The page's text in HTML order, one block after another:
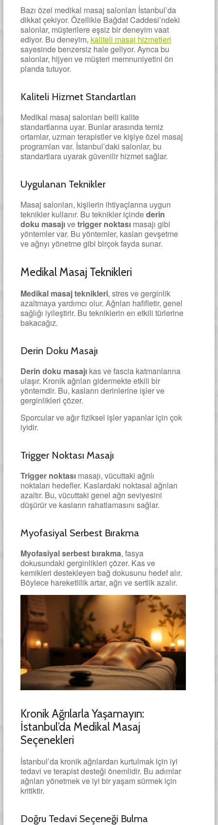
Bazı özel medikal masaj salonları İstanbul’da
dikkat çekiyor. Özellikle Bağdat Caddesi’ndeki
salonlar, müşterilere eşsiz bir deneyim vaat
ediyor. Bu deneyim, kaliteli masaj hizmetleri
sayesinde benzersiz hale geliyor. Ayrıca bu
salonlar, hijyen ve müşteri memnuniyetini ön
planda tutuyor.
Kaliteli Hizmet Standartları
Medikal masaj salonları belli kalite
standartlarına uyar. Bunlar arasında temiz
ortamlar, uzman terapistler ve kişiye özel masaj
programları var. İstanbul’daki salonlar, bu
standartlara uyarak güvenilir hizmet sağlar.
Uygulanan Teknikler
Masaj salonları, kişilerin ihtiyaçlarına uygun
teknikler kullanır. Bu teknikler içindederin
doku masajıvetrigger noktasımasajı gibi
yöntemler var. Bu yöntemler, kasları gevşetme
ve ağrıyı yönetme gibi birçok fayda sunar.
Medikal Masaj Teknikleri
Medikal masaj teknikleri, stres ve gerginlik
azaltmaya yardımcı olur. Ağrıları hafifletir, genel
sağlığı iyileştirir. Bu tekniklerin en etkili türlerine
bakacağız.
Derin Doku Masajı
Derin doku masajıkas ve fascia katmanlarına
ulaşır. Kronik ağrıları gidermekte etkili bir
yöntemdir. Bu, kasların derinlerine işler ve
gerginlikleri çözer.
Sporcular ve ağır fiziksel işler yapanlar için çok
iyidir.
Trigger Noktası Masajı
Trigger noktasımasajı, vücuttaki ağrılı
noktaları hedefler. Kaslardaki noktasal ağrıları
azaltır. Bu, vücuttaki genel ağrı seviyesini
düşürür ve kasların rahatlamasını sağlar.
Myofasiyal Serbest Bırakma
Myofasiyal serbest bırakma, fasya
dokusundaki gerginlikleri çözer. Kas ve
kemikleri destekleyen bağ dokusunu hedef alır.
Böylece hareketlilik artar, ağrı ve sertlik azalır.
Kronik Ağrılarla Yaşamayın:
İstanbul’da Medikal Masaj
Seçenekleri
İstanbul’da kronik ağrılardan kurtulmak için iyi
tedavi ve terapist desteği önemlidir. Bu adımlar
ağrıları yönetmek ve iyi bir yaşam sürmek için
kritiktir.
Doğru Tedavi Seçeneği Bulma